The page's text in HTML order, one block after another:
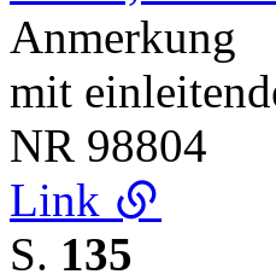
Anmerkung
mit
NR 98804
Link
S. 135